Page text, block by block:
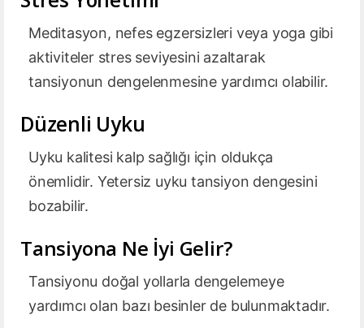
Meditasyon, nefes egzersizleri veya yoga gibi
aktiviteler stres seviyesini azaltarak
tansiyonun dengelenmesine yardımcı olabilir.
Düzenli Uyku
Uyku kalitesi kalp sağlığı için oldukça
önemlidir. Yetersiz uyku tansiyon dengesini
bozabilir.
Tansiyona Ne İyi Gelir?
Tansiyonu doğal yollarla dengelemeye
yardımcı olan bazı besinler de bulunmaktadır.